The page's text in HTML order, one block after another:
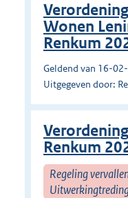
Wonen
Renkum
Geldend van 16-
Uitgegeven door:
Renkum
Regeling